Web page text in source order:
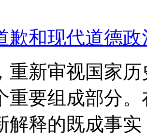
歉和现代道德政
重新审视国家
重要组成部分
解释的既成事